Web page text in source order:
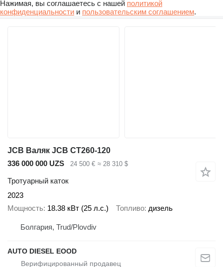
Нажимая, вы соглашаетесь с нашей политикой
конфиденциальности и пользовательским соглашением.
JCB Валяк JCB CT260-120
336 000 000 UZS
24 500 € ≈ 28 310 $
Тротуарный каток
2023
Мощность 18.38 кВт (25 л.с.) Топливо дизель
Болгария, Trud/Plovdiv
AUTO DIESEL EOOD